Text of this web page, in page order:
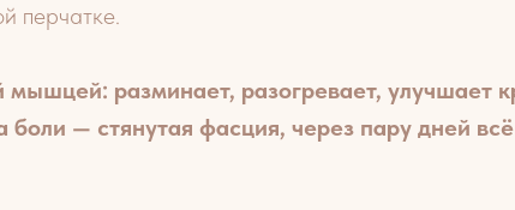
перчатке.
разминает, разогревает, улучшает
боли — стянутая фасция, через пару дней